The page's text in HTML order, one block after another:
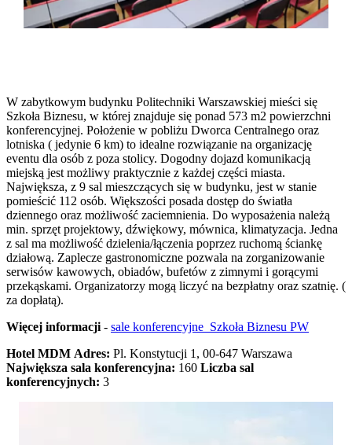
W zabytkowym budynku Politechniki Warszawskiej mieści się
Szkoła Biznesu, w której znajduje się ponad 573 m2 powierzchni
konferencyjnej. Położenie w pobliżu Dworca Centralnego oraz
lotniska ( jedynie 6 km) to idealne rozwiązanie na organizację
eventu dla osób z poza stolicy. Dogodny dojazd komunikacją
miejską jest możliwy praktycznie z każdej części miasta.
Największa, z 9 sal mieszczących się w budynku, jest w stanie
pomieścić 112 osób. Większości posada dostęp do światła
dziennego oraz możliwość zaciemnienia. Do wyposażenia należą
min. sprzęt projektowy, dźwiękowy, mównica, klimatyzacja. Jedna
z sal ma możliwość dzielenia/łączenia poprzez ruchomą ściankę
działową. Zaplecze gastronomiczne pozwala na zorganizowanie
serwisów kawowych, obiadów, bufetów z zimnymi i gorącymi
przekąskami. Organizatorzy mogą liczyć na bezpłatny oraz szatnię. (
za dopłatą).
Więcej informacji - sale konferencyjne Szkoła Biznesu PW
Hotel MDM Adres: Pl. Konstytucji 1, 00-647 Warszawa
Największa sala konferencyjna: 160 Liczba sal
konferencyjnych: 3